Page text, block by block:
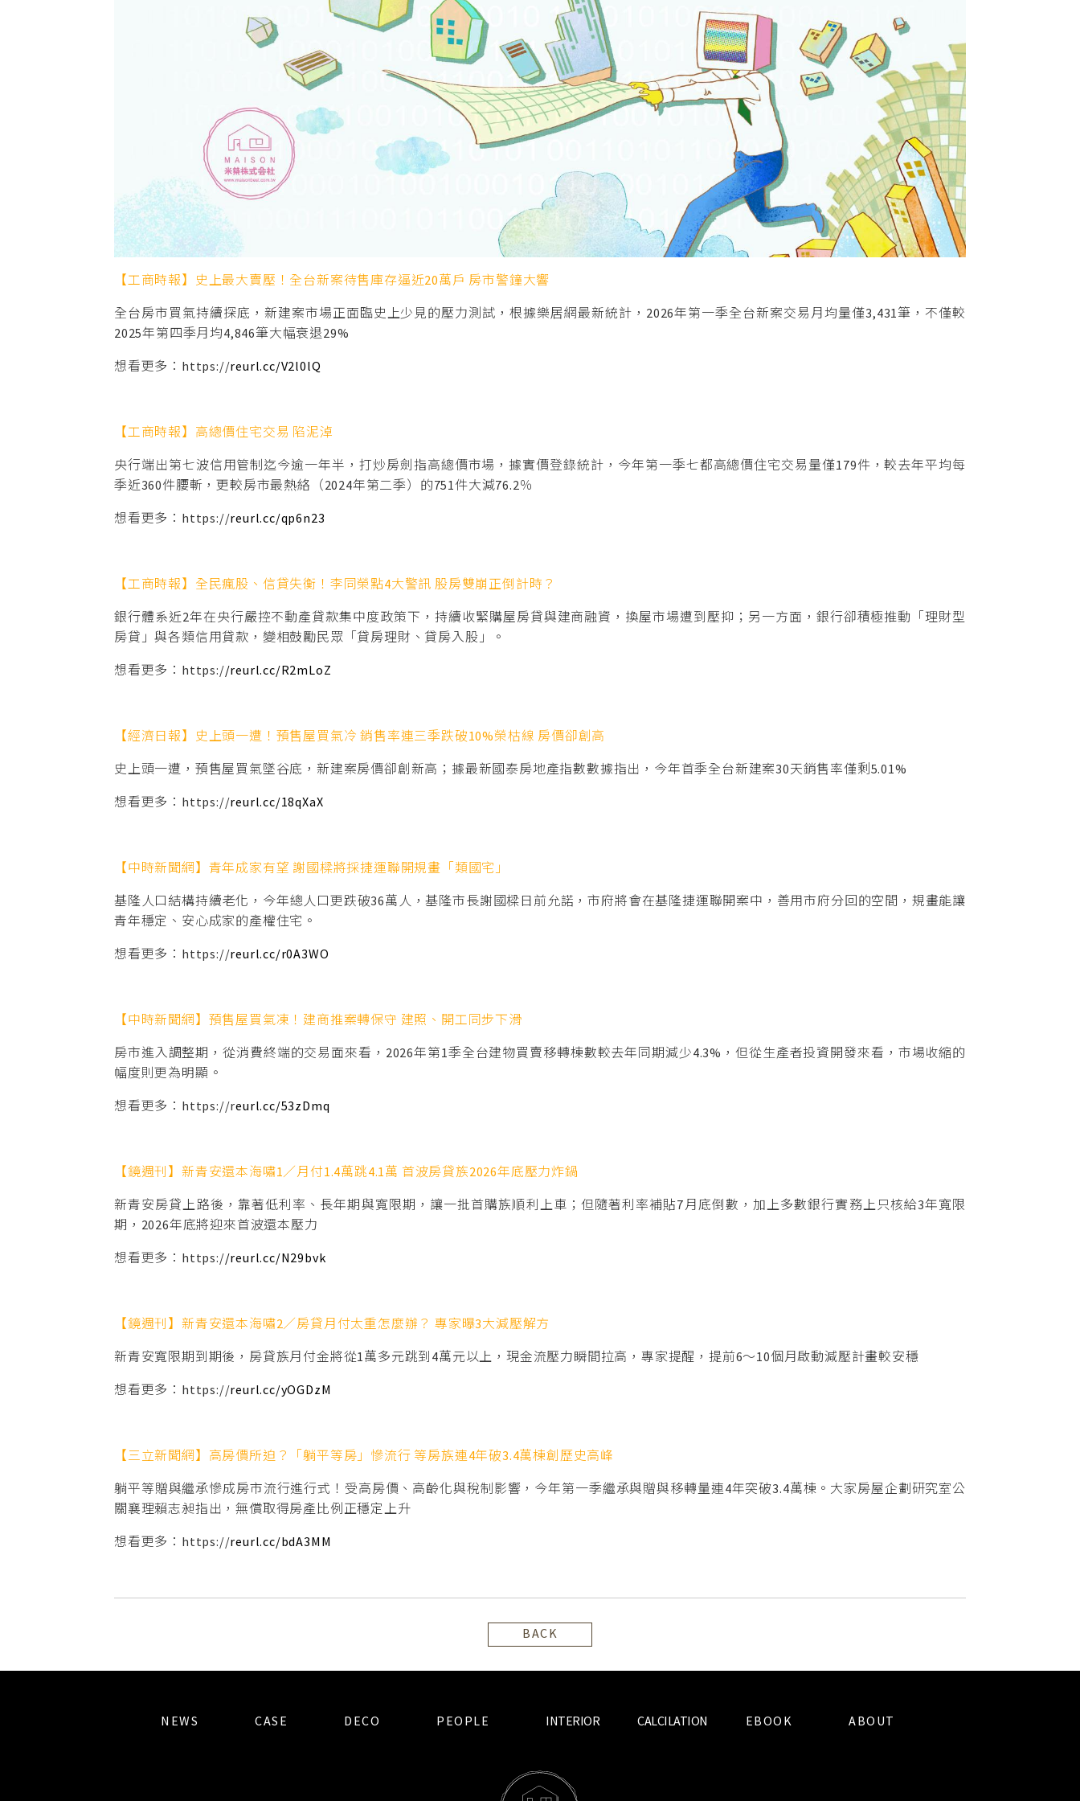
【工商時報】史上最大賣壓！全台新案待售庫存逼近20萬戶 房市警鐘大響
全台房市買氣持續探底，新建案市場正面臨史上少見的壓力測試，根據樂居網最新統計，2026年第一季全台新案交易月均量僅3,431筆，不僅較
2025年第四季月均4,846筆大幅衰退29%
想看更多：https://reurl.cc/V2l0lQ
【工商時報】高總價住宅交易 陷泥淖
央行端出第七波信用管制迄今逾一年半，打炒房劍指高總價市場，據實價登錄統計，今年第一季七都高總價住宅交易量僅179件，較去年平均每
季近360件腰斬，更較房市最熱絡（2024年第二季）的751件大減76.2％
想看更多：https://reurl.cc/qp6n23
【工商時報】全民瘋股、信貸失衡！李同榮點4大警訊 股房雙崩正倒計時？
銀行體系近2年在央行嚴控不動產貸款集中度政策下，持續收緊購屋房貸與建商融資，換屋市場遭到壓抑；另一方面，銀行卻積極推動「理財型
房貸」與各類信用貸款，變相鼓勵民眾「貸房理財、貸房入股」。
想看更多：https://reurl.cc/R2mLoZ
【經濟日報】史上頭一遭！預售屋買氣冷 銷售率連三季跌破10%榮枯線 房價卻創高
史上頭一遭，預售屋買氣墜谷底，新建案房價卻創新高；據最新國泰房地產指數數據指出，今年首季全台新建案30天銷售率僅剩5.01%
想看更多：https://reurl.cc/18qXaX
【中時新聞網】青年成家有望 謝國樑將採捷運聯開規畫「類國宅」
基隆人口結構持續老化，今年總人口更跌破36萬人，基隆市長謝國樑日前允諾，市府將會在基隆捷運聯開案中，善用市府分回的空間，規畫能讓
青年穩定、安心成家的產權住宅。
想看更多：https://reurl.cc/r0A3WO
【中時新聞網】預售屋買氣凍！建商推案轉保守 建照、開工同步下滑
房市進入調整期，從消費終端的交易面來看，2026年第1季全台建物買賣移轉棟數較去年同期減少4.3%，但從生產者投資開發來看，市場收縮的
幅度則更為明顯。
想看更多：https://reurl.cc/53zDmq
【鏡週刊】新青安還本海嘯1／月付1.4萬跳4.1萬 首波房貸族2026年底壓力炸鍋
新青安房貸上路後，靠著低利率、長年期與寬限期，讓一批首購族順利上車；但隨著利率補貼7月底倒數，加上多數銀行實務上只核給3年寬限
期，2026年底將迎來首波還本壓力
想看更多：https://reurl.cc/N29bvk
【鏡週刊】新青安還本海嘯2／房貸月付太重怎麼辦？ 專家曝3大減壓解方
新青安寬限期到期後，房貸族月付金將從1萬多元跳到4萬元以上，現金流壓力瞬間拉高，專家提醒，提前6～10個月啟動減壓計畫較安穩
想看更多：https://reurl.cc/yOGDzM
【三立新聞網】高房價所迫？「躺平等房」慘流行 等房族連4年破3.4萬棟創歷史高峰
躺平等贈與繼承慘成房市流行進行式！受高房價、高齡化與稅制影響，今年第一季繼承與贈與移轉量連4年突破3.4萬棟。大家房屋企劃研究室公
關襄理賴志昶指出，無償取得房產比例正穩定上升
想看更多：https://reurl.cc/bdA3MM
BACK
NEWS CASE DECO PEOPLE INTERIOR CALCILATION EBOOK ABOUT